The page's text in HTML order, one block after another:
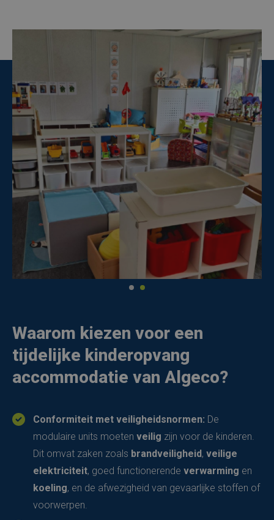
Waarom kiezen voor een
tijdelijke kinderopvang
accommodatie van Algeco?
Conformiteit met veiligheidsnormen: De
modulaire units moeten veilig zijn voor de kinderen.
Dit omvat zaken zoals brandveiligheid, veilige
elektriciteit, goed functionerende verwarming en
koeling, en de afwezigheid van gevaarlijke stoffen of
voorwerpen.